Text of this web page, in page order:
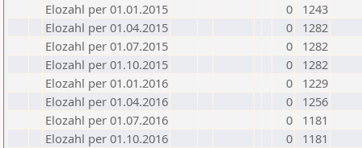
Elozahl per 01.01.2015
0
1243
Elozahl per 01.04.2015
0
1282
Elozahl per 01.07.2015
0
1282
Elozahl per 01.10.2015
0
1282
Elozahl per 01.01.2016
0
1229
Elozahl per 01.04.2016
0
1256
Elozahl per 01.07.2016
0
1181
Elozahl per 01.10.2016
0
1181